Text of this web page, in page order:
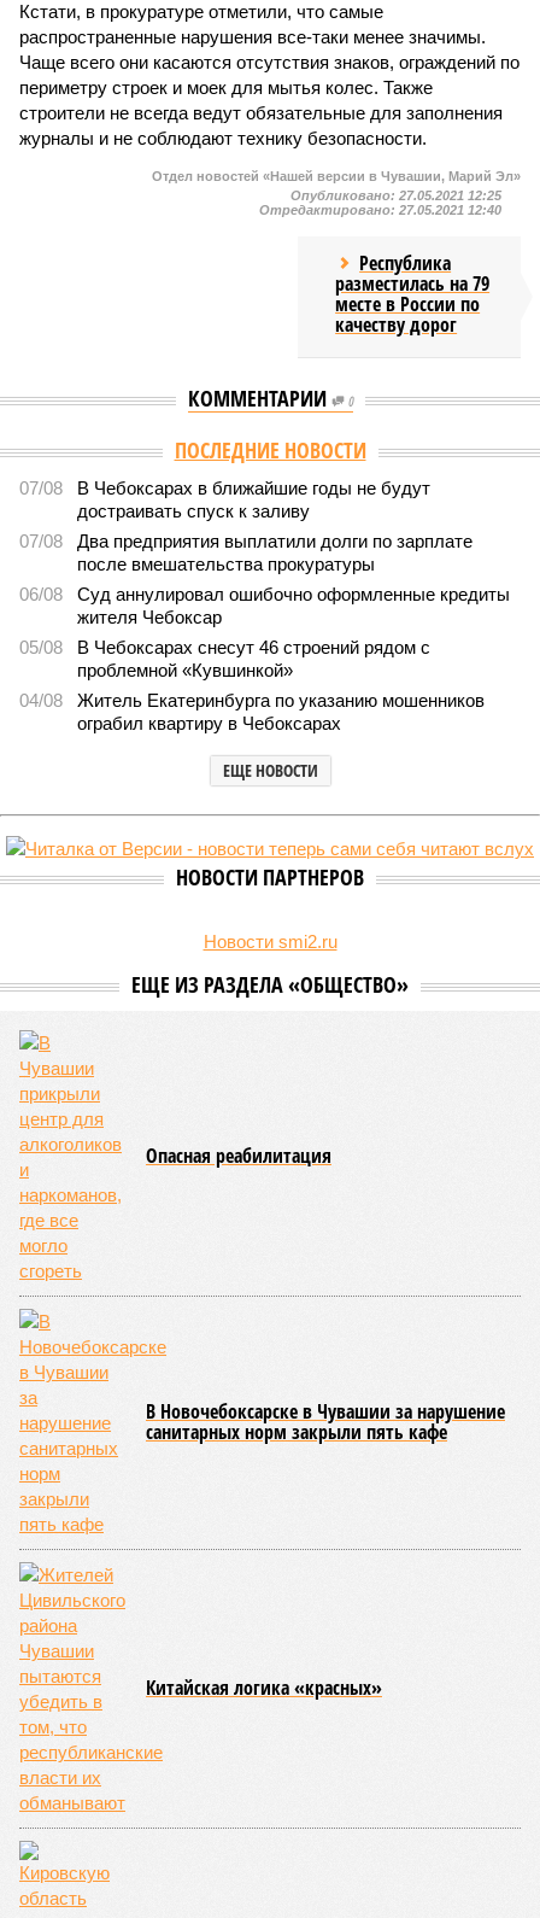
Кстати, в прокуратуре отметили, что самые
распространенные нарушения все-таки менее значимы.
Чаще всего они касаются отсутствия знаков, ограждений по
периметру строек и моек для мытья колес. Также
строители не всегда ведут обязательные для заполнения
журналы и не соблюдают технику безопасности.
Отдел новостей «Нашей версии в Чувашии, Марий Эл»
Опубликовано: 27.05.2021 12:25
Отредактировано: 27.05.2021 12:40
Республика
разместилась на 79
месте в России по
качеству дорог
КОММЕНТАРИИ 0
Версия //Власть //Роспотребнадзор после проверки отстранил от
работы 20 сотрудников детских лагерей
Роспотребнадзор после проверки отстранил от работы 20
сотрудников детских лагерей
Здоровый отдых
детских лагерей (фото: pixnio.com)
Руководитель Управления Роспотребнадзора по Чувашской
Республике Татьяна Гермонова принимала участие в заседании
Межведомственной комиссии, занимающейся вопросами
организации детского отдыха и оздоровления в регионе. В
летней оздоровительной кампании 2026 года и промежуточные
были обобщены
мероприятий в детских оздоровительных лагерях. В
нынешнем сезоне функционирует 299 таких учреждений,
причём 14 из них относятся к загородному типу. Сотрудники
ведомства осуществили 105 выездных проверок и
профилактических визитов, что позволило охватить
итогам проведённых мероприятий различные нарушения
были зафиксированы в 33 учреждениях. В адрес
предписания, обязывающие устранить выявленные
недостатки.
Среди наиболее часто встречающихся нарушений
оказались следующие: ненадлежащее содержание
территории и несоблюдение санитарно-гигиенических норм
на ней; нарушения в процессе организации питания детей и
при обеспечении питьевого режима; а также
несвоевременное или неполное проведение медицинских
осмотров сотрудников лагерей.
Особый контроль был направлен на персонал,
работающий на пищеблоках. В ходе этих проверок у 20
человек были обнаружены возбудители инфекций –
указанные сотрудники были незамедлительно отстранены
от выполнения своих обязанностей и направлены на
лечение.
Представители ведомства отметили, что оперативное
принятие указанных мер позволило избежать
возникновения массовых инфекционных заболеваний
среди детей, находившихся в оздоровительных
учреждениях.
Помимо этого, специалистами проводился лабораторный
контроль качества воды и готовой продукции: из всех